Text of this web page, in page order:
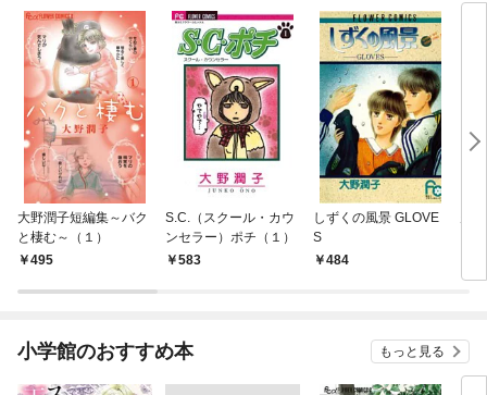
大野潤子短編集～バク
と棲む～（１）
495
S.C.（スクール・カウ
ンセラー）ポチ（１）
583
しずくの風景 GLOVE
S
484
小学館のおすすめ本 もっと見る